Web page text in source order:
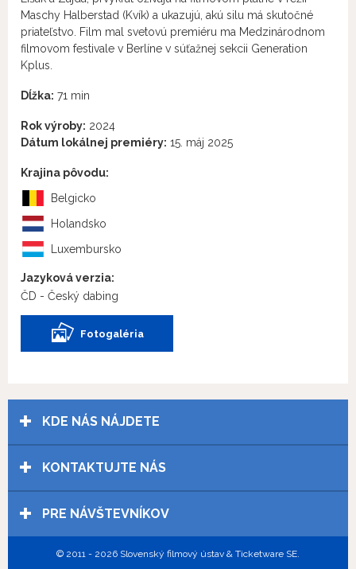
Maschy Halberstad (Kvík) a ukazujú, akú silu má skutočné
priateľstvo. Film mal svetovú premiéru ma Medzinárodnom
filmovom festivale v Berlíne v súťažnej sekcii Generation
Kplus.
Dĺžka: 71 min
Rok výroby: 2024
Dátum lokálnej premiéry: 15. máj 2025
Krajina pôvodu:
Belgicko
Holandsko
Luxembursko
Jazyková verzia:
ČD - Český dabing
Fotogaléria
KDE NÁS NÁJDETE
KONTAKTUJTE NÁS
PRE NÁVŠTEVNÍKOV
© 2011 - 2026 Slovenský filmový ústav & Ticketware SE.